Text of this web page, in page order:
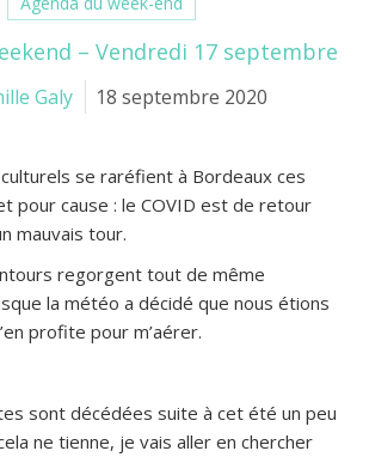
– Vendredi 17 septembre
Galy 18 septembre 2020
se raréfient à Bordeaux ces
pour cause : le COVID est de retour
mauvais tour.
regorgent tout de même
la météo a décidé que nous étions
profite pour m’aérer.
sont décédées suite à cet été un peu
ne tienne, je vais aller en chercher